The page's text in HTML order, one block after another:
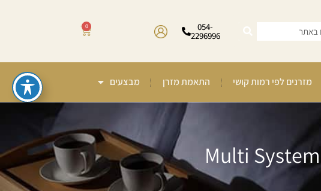
054-
2296996
0
מזרנים לפי רמות קושי התאמת מזרן מבצעים
גרנד פילוטופ לטקס מזרן זוגי לטקס אורתופדי משולב קפיצי Multi System